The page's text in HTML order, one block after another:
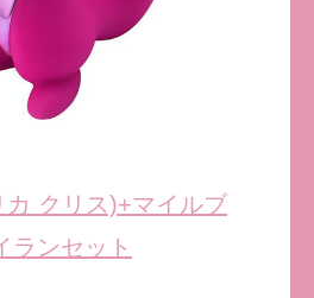
カ クリス)+マイルブ
ランセット